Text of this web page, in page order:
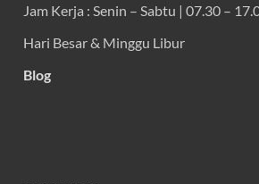
Jam Kerja : Senin – Sabtu | 07.30 –
Hari Besar & Minggu Libur
Blog